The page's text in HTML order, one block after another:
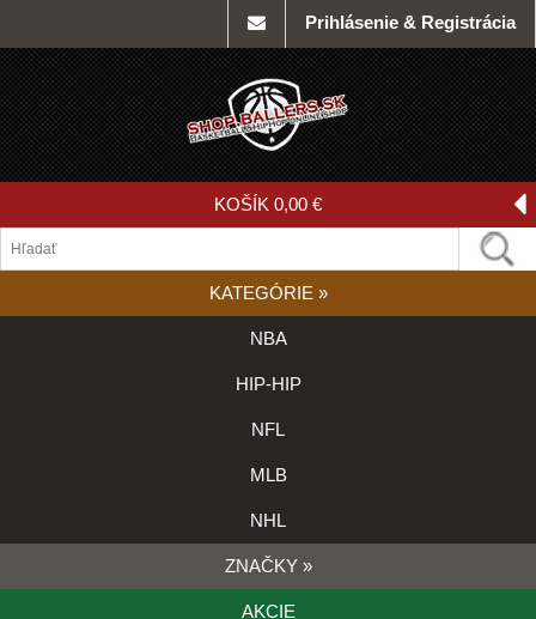
Prihlásenie & Registrácia
KOŠÍK 0,00 €
KATEGÓRIE »
NBA
HIP-HIP
NFL
MLB
NHL
ZNAČKY »
AKCIE